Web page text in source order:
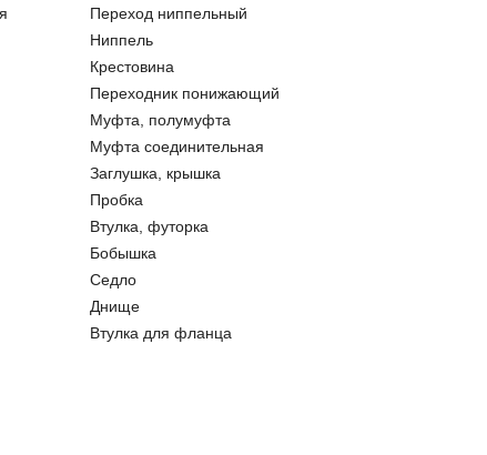
Переход ниппельный
Ниппель
Крестовина
Переходник понижающий
Муфта, полумуфта
Муфта соединительная
Заглушка, крышка
Пробка
Втулка, футорка
Бобышка
Седло
Днище
Втулка для фланца